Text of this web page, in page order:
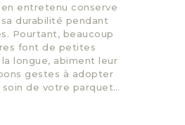
entretenu conserve
durabilité pendant
Pourtant, beaucoup
font de petites
longue, abiment leur
gestes à adopter
de votre parquet…